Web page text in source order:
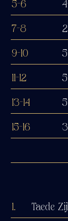
5-6
7-8
9-10
11-12
13-14
15-16
1. Taede